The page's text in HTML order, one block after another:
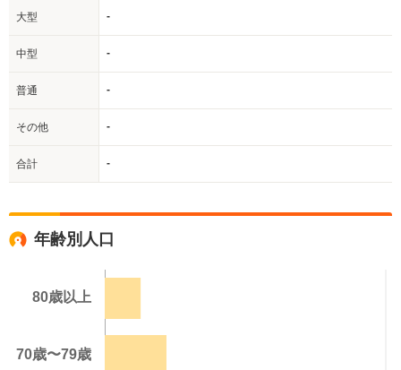
大型 -
中型 -
普通 -
その他 -
合計 -
年齢別人口